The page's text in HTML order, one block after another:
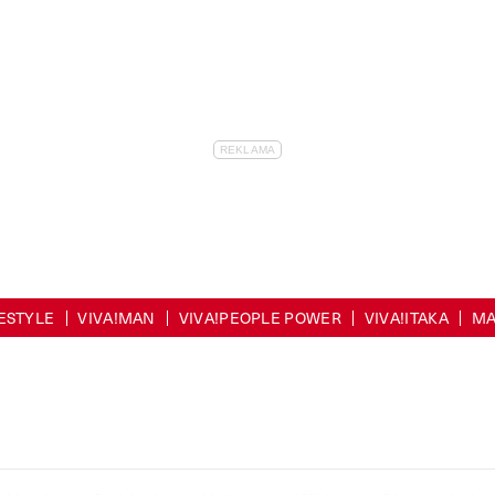
VIVA!MAN VIVA!PEOPLE POWER VIVA!ITAKA